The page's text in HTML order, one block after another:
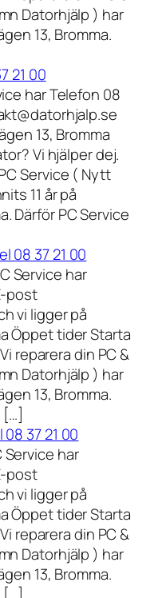
Datorhjälp ) har
13, Bromma.
21 00
har Telefon 08
13, Bromma
Vi hjälper dej.
Service ( Nytt
11 år på
Därför PC Service
08 37 21 00
Service har
post
vi ligger på
Öppet tider Starta
reparera din PC &
Datorhjälp ) har
13, Bromma.
[…]
37 21 00
Service har
post
vi ligger på
Öppet tider Starta
reparera din PC &
Datorhjälp ) har
13, Bromma.